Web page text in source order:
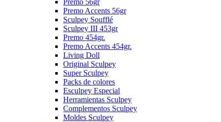
Premo 56gr
Premo Accents 56gr
Sculpey Soufflé
Sculpey III 453gr
Premo 454gr.
Premo Accents 454gr.
Living Doll
Original Sculpey
Super Sculpey
Packs de colores
Esculpey Especial
Herramientas Sculpey
Complementos Sculpey
Moldes Sculpey